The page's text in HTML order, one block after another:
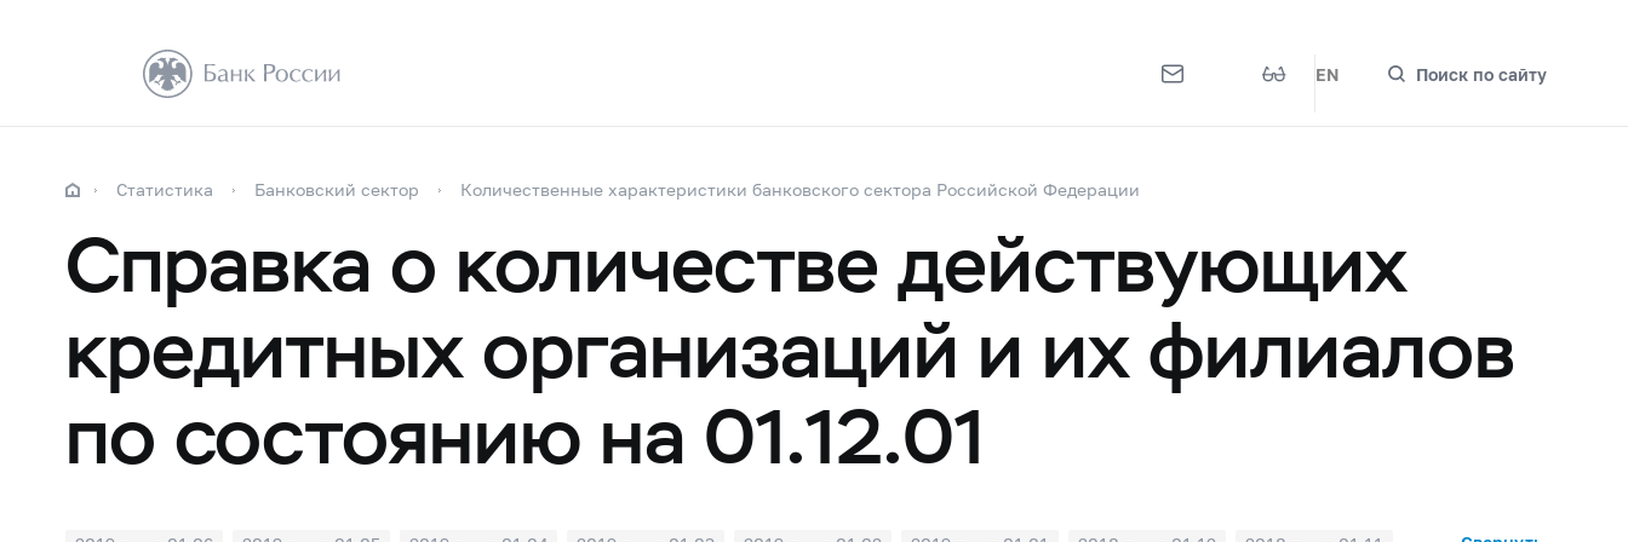
EN Поиск по сайту
Статистика Банковский сектор Количественные характеристики банковского сектора Российской Федерации
Справка о количестве действующих
кредитных организаций и их филиалов
по состоянию на 01.12.01